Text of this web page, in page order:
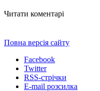
Читати коментарі
Повна версія сайту
Facebook
Twitter
RSS-стрічки
E-mail розсилка